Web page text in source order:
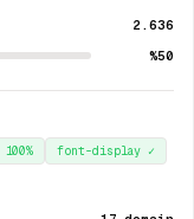
2.636
%50
100% font-display✓